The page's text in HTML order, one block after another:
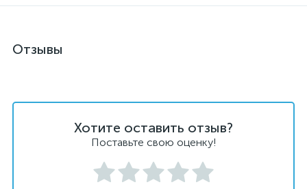
Отзывы
Хотите оставить отзыв?
Поставьте свою оценку!